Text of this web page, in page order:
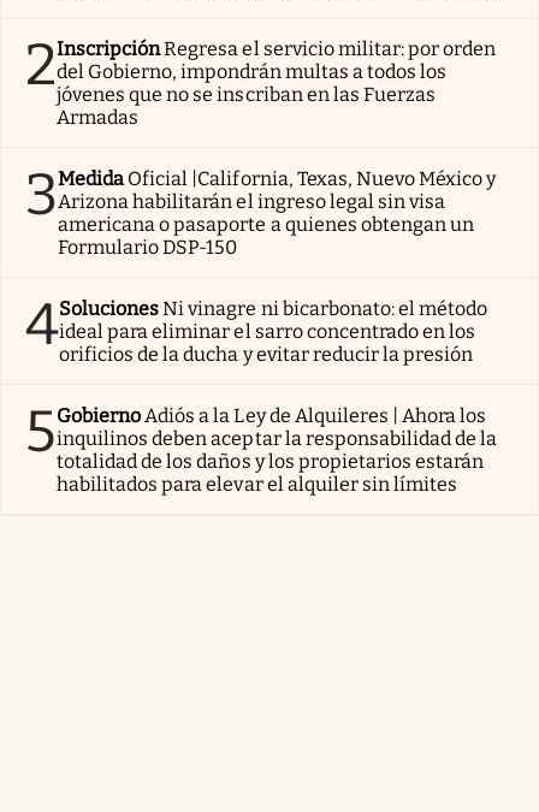
2InscripciónRegresa el servicio militar: por orden
del Gobierno, impondrán multas a todos los
jóvenes que no se inscriban en las Fuerzas
Armadas
3Medida Oficial |California, Texas, Nuevo México y
Arizona habilitarán el ingreso legal sin visa
americana o pasaporte a quienes obtengan un
Formulario DSP-150
4SolucionesNi vinagre ni bicarbonato: el método
ideal para eliminar el sarro concentrado en los
orificios de la ducha y evitar reducir la presión
5GobiernoAdiós a la Ley de Alquileres | Ahora los
inquilinos deben aceptar la responsabilidad de la
totalidad de los daños y los propietarios estarán
habilitados para elevar el alquiler sin límites